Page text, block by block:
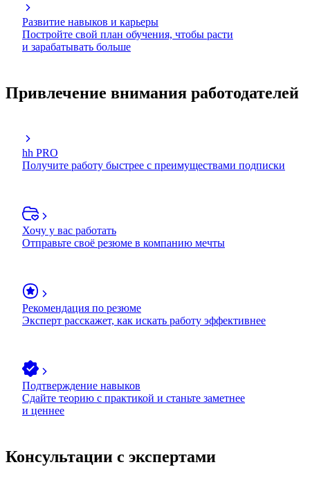
Развитие навыков и карьеры
Постройте свой план обучения, чтобы расти
и зарабатывать больше
Привлечение внимания работодателей
hh PRO
Получите работу быстрее с преимуществами подписки
Хочу у вас работать
Отправьте своё резюме в компанию мечты
Рекомендация по резюме
Эксперт расскажет, как искать работу эффективнее
Подтверждение навыков
Сдайте теорию с практикой и станьте заметнее
и ценнее
Консультации с экспертами